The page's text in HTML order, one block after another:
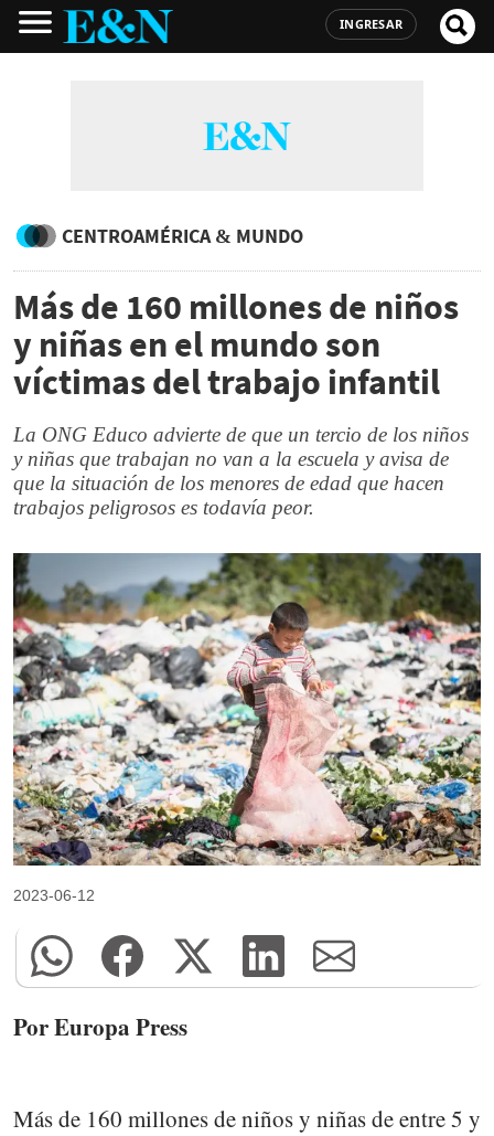
INGRESAR
CENTROAMÉRICA & MUNDO
Más de 160 millones de niños
y niñas en el mundo son
víctimas del trabajo infantil
La ONG Educo advierte de que un tercio de los niños
y niñas que trabajan no van a la escuela y avisa de
que la situación de los menores de edad que hacen
trabajos peligrosos es todavía peor.
2023-06-12
Por Europa Press
Más de 160 millones de niños y niñas de entre 5 y